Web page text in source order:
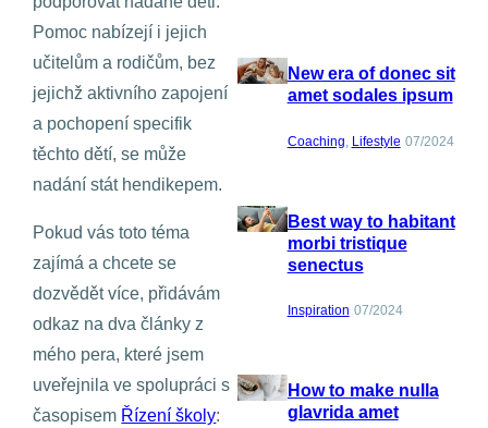
Pomoc nabízejí i jejich
učitelům a rodičům, bez
jejichž aktivního zapojení
a pochopení specifik
těchto dětí, se může
nadání stát hendikepem.
Pokud vás toto téma
zajímá a chcete se
dozvědět více, přidávám
odkaz na dva články z
mého pera, které jsem
uveřejnila ve spolupráci s
časopisem Řízení školy:
New era of donec sit
amet sodales ipsum
Coaching Lifestyle 07/2024
Best way to habitant
morbi tristique
senectus
Inspiration 07/2024
How to make nulla
glavrida amet